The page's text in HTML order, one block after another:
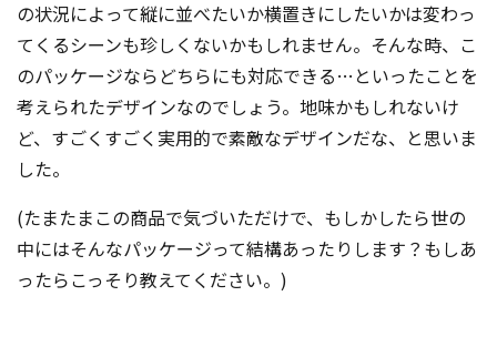
の状況によって縦に並べたいか横置きにしたいかは変わっ
てくるシーンも珍しくないかもしれません。そんな時、こ
のパッケージならどちらにも対応できる…といったことを
考えられたデザインなのでしょう。地味かもしれないけ
ど、すごくすごく実用的で素敵なデザインだな、と思いま
した。
(たまたまこの商品で気づいただけで、もしかしたら世の
中にはそんなパッケージって結構あったりします？もしあ
ったらこっそり教えてください。)